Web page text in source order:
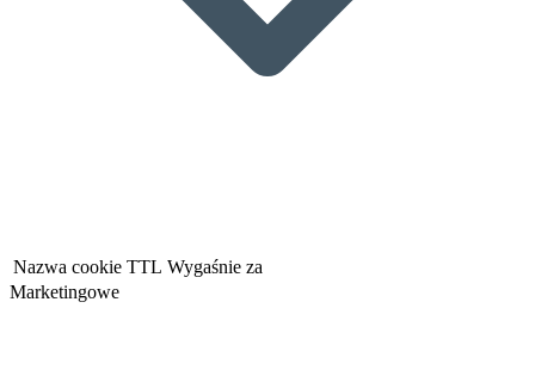
Nazwa cookie TTL Wygaśnie za
Marketingowe